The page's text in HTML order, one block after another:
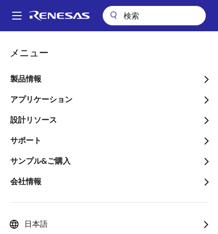
ン
Main
メニュー
製品情報
アプリケーション
設計リソース
サポート
サンプル&ご購入
会社情報
日本語
パ
ン
く
ず
障検知
このビデオについて
モーターの制御と故障検知を１つのマイコンで実現す
を、e-AIが加速度センサーによって検出します。 加速
ーター制御マイコンが持つ情報を使用して、様々な故